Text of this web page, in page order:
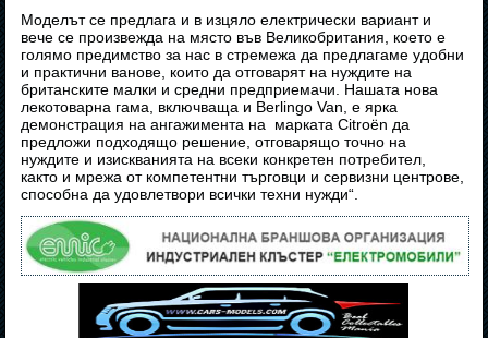
Моделът се предлага и в изцяло електрически вариант и
вече се произвежда на място във Великобритания, което е
голямо предимство за нас в стремежа да предлагаме удобни
и практични ванове, които да отговарят на нуждите на
британските малки и средни предприемачи. Нашата нова
лекотоварна гама, включваща и Berlingo Van, е ярка
демонстрация на ангажимента на марката Citroën да
предложи подходящо решение, отговарящо точно на
нуждите и изискванията на всеки конкретен потребител,
както и мрежа от компетентни търговци и сервизни центрове,
способна да удовлетвори всички техни нужди“.